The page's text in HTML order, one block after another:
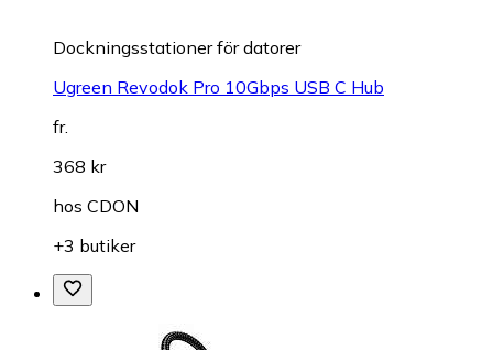
Dockningsstationer för datorer
Ugreen Revodok Pro 10Gbps USB C Hub
fr.
368 kr
hos CDON
+3 butiker